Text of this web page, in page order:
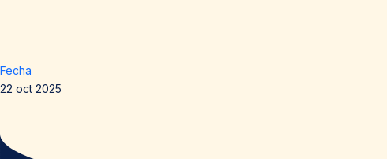
Fecha
22 oct 2025